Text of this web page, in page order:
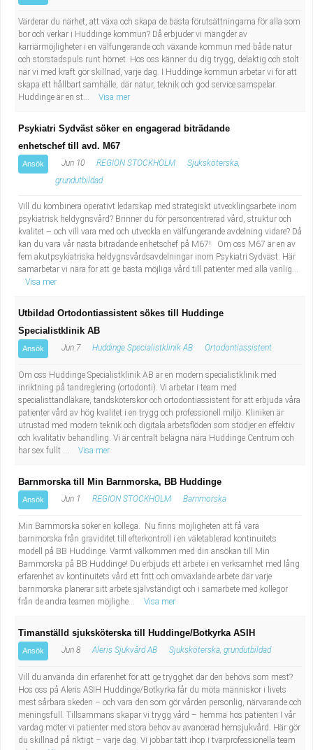
Värderar du närhet, att växa och skapa de bästa förutsättningarna för alla som
bor och verkar i Huddinge kommun? Då erbjuder vi mängder av
karriärmöjligheter i en välfungerande och växande kommun med både natur
och storstadspuls runt hörnet. Hos oss känner du dig trygg, delaktig och stolt
när vi med kraft gör skillnad, varje dag. I Huddinge kommun arbetar vi för att
skapa ett hållbart samhälle, där natur, teknik och god service samspelar.
Huddinge är en st...
Visa mer
Psykiatri Sydväst söker en engagerad biträdande
enhetschef till avd. M67
Ansök Jun 10 REGION STOCKHOLM
Sjuksköterska,
grundutbildad
Vill du kombinera operativt ledarskap med strategiskt utvecklingsarbete inom
psykiatrisk heldygnsvård? Brinner du för personcentrerad vård, struktur och
kvalitet – och vill vara med och utveckla en välfungerande avdelning vidare? Då
kan du vara vår nästa biträdande enhetschef på M67! Om oss M67 är en av
fem akutpsykiatriska heldygnsvårdsavdelningar inom Psykiatri Sydväst. Här
samarbetar vi nära för att ge bästa möjliga vård till patienter med alla vanlig...
Visa mer
Utbildad Ortodontiassistent sökes till Huddinge
Specialistklinik AB
Ansök Jun 7 Huddinge Specialistklinik AB Ortodontiassistent
Om oss Huddinge Specialistklinik AB är en modern specialistklinik med
inriktning på tandreglering (ortodonti). Vi arbetar i team med
specialisttandläkare, tandsköterskor och ortodontiassistent för att erbjuda våra
patienter vård av hög kvalitet i en trygg och professionell miljö. Kliniken är
utrustad med modern teknik och digitala arbetsflöden som stödjer en effektiv
och kvalitativ behandling. Vi är centralt belägna nära Huddinge Centrum och
har sex fullt ...
Visa mer
Barnmorska till Min Barnmorska, BB Huddinge
Ansök Jun 1 REGION STOCKHOLM Barnmorska
Min Barnmorska söker en kollega. Nu finns möjligheten att få vara
barnmorska från graviditet till efterkontroll i en väletablerad kontinuitets
modell på BB Huddinge. Varmt välkommen med din ansökan till Min
Barnmorska på BB Huddinge! Du erbjuds ett arbete i en verksamhet med lång
erfarenhet av kontinuitets vård ett fritt och omväxlande arbete där varje
barnmorska planerar sitt arbete självständigt och i samarbete med kollegor
från de andra teamen möjlighe...
Visa mer
Timanställd sjuksköterska till Huddinge/Botkyrka ASIH
Ansök Jun 8 Aleris Sjukvård AB Sjuksköterska, grundutbildad
Vill du använda din erfarenhet för att ge trygghet där den behövs som mest?
Hos oss på Aleris ASIH Huddinge/Botkyrka får du möta människor i livets
mest sårbara skeden – och vara den som gör vården personlig, närvarande och
meningsfull. Tillsammans skapar vi trygg vård – hemma hos patienten I vår
vardag möter vi patienter med stora behov av avancerad hemsjukvård. Här gör
du skillnad på riktigt – varje dag. Vi jobbar tätt ihop i tvärprofessionella team